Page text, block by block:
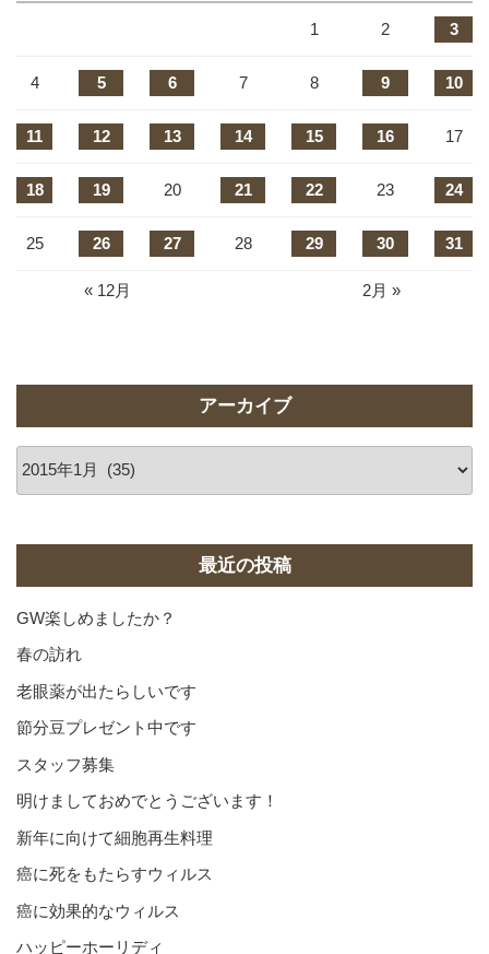
1 2 3
4 5 6 7 8 9 10
11 12 13 14 15 16 17
18 19 20 21 22 23 24
25 26 27 28 29 30 31
« 12月 2月 »
アーカイブ
最近の投稿
GW楽しめましたか？
春の訪れ
老眼薬が出たらしいです
節分豆プレゼント中です
スタッフ募集
明けましておめでとうございます！
新年に向けて細胞再生料理
癌に死をもたらすウィルス
癌に効果的なウィルス
ハッピーホーリディ